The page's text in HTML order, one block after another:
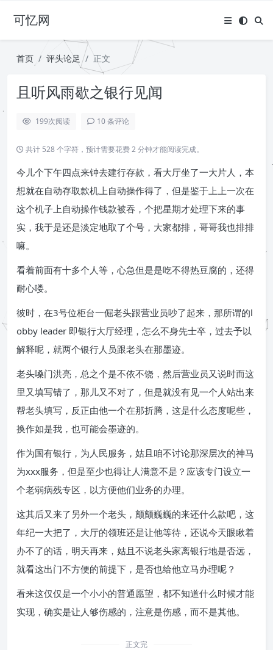
可忆网
首页 评头论足 正文
且听风雨歇之银行见闻
199次阅读 10 条评论
共计 528 个字符，预计需要花费 2 分钟才能阅读完成。
今儿个下午四点来钟去建行存款，看大厅坐了一大片人，本
想就在自动存取款机上自动操作得了，但是鉴于上上一次在
这个机子上自动操作钱款被吞，个把星期才处理下来的事
实，我于是还是淡定地取了个号，大家都排，哥哥我也排排
嘛。
看着前面有十多个人等，心急但是是吃不得热豆腐的，还得
耐心喽。
彼时，在3号位柜台一倔老头跟营业员吵了起来，那所谓的l
obby leader 即银行大厅经理，怎么不身先士卒，过去予以
解释呢，就两个银行人员跟老头在那墨迹。
老头嗓门洪亮，总之个是不依不饶，然后营业员又说时而这
里又填写错了，那儿又不对了，但是就没有见一个人站出来
帮老头填写，反正由他一个在那折腾，这是什么态度呢些，
换作如是我，也可能会墨迹的。
作为国有银行，为人民服务，姑且咱不讨论那深层次的神马
为xxx服务，但是至少也得让人满意不是？应该专门设立一
个老弱病残专区，以方便他们业务的办理。
这其后又来了另外一个老头，颤颤巍巍的来还什么款吧，这
年纪一大把了，大厅的领班还是让他等待，还说今天眼瞅着
办不了的话，明天再来，姑且不说老头家离银行地是否远，
就看这出门不方便的前提下，是否也给他立马办理呢？
看来这仅仅是一个小小的普通愿望，都不知道什么时候才能
实现，确实是让人够伤感的，注意是伤感，而不是其他。
正文完